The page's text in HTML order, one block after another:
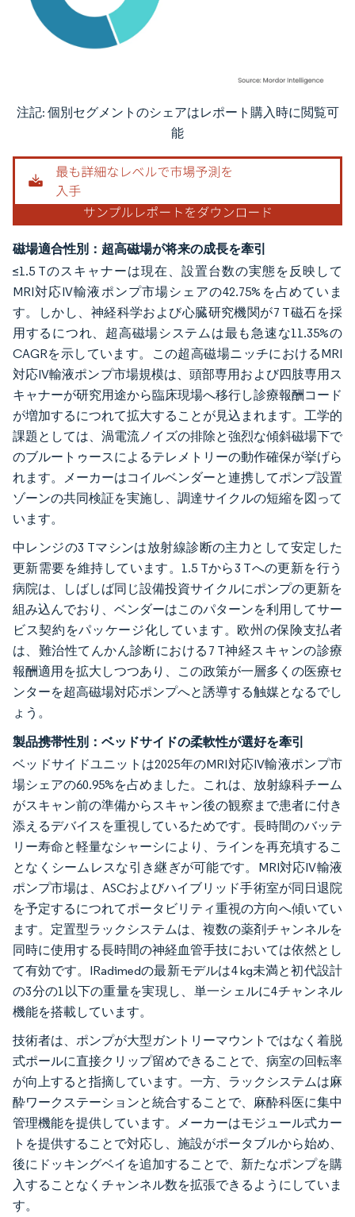
画像 © Mordor Intelligence。再利用にはCC BY 4.0の表示が必要です。
注記: 個別セグメントのシェアはレポート購入時に閲覧可
能
磁場適合性別：超高磁場が将来の成長を牽引
≤1.5 Tのスキャナーは現在、設置台数の実態を反映して
MRI対応IV輸液ポンプ市場シェアの42.75%を占めていま
す。しかし、神経科学および心臓研究機関が7 T磁石を採
用するにつれ、超高磁場システムは最も急速な11.35%の
CAGRを示しています。この超高磁場ニッチにおけるMRI
対応IV輸液ポンプ市場規模は、頭部専用および四肢専用ス
キャナーが研究用途から臨床現場へ移行し診療報酬コード
が増加するにつれて拡大することが見込まれます。工学的
課題としては、渦電流ノイズの排除と強烈な傾斜磁場下で
のブルートゥースによるテレメトリーの動作確保が挙げら
れます。メーカーはコイルベンダーと連携してポンプ設置
ゾーンの共同検証を実施し、調達サイクルの短縮を図って
います。
中レンジの3 Tマシンは放射線診断の主力として安定した
更新需要を維持しています。1.5 Tから3 Tへの更新を行う
病院は、しばしば同じ設備投資サイクルにポンプの更新を
組み込んでおり、ベンダーはこのパターンを利用してサー
ビス契約をパッケージ化しています。欧州の保険支払者
は、難治性てんかん診断における7 T神経スキャンの診療
報酬適用を拡大しつつあり、この政策が一層多くの医療セ
ンターを超高磁場対応ポンプへと誘導する触媒となるでし
ょう。
製品携帯性別：ベッドサイドの柔軟性が選好を牽引
ベッドサイドユニットは2025年のMRI対応IV輸液ポンプ市
場シェアの60.95%を占めました。これは、放射線科チーム
がスキャン前の準備からスキャン後の観察まで患者に付き
添えるデバイスを重視しているためです。長時間のバッテ
リー寿命と軽量なシャーシにより、ラインを再充填するこ
となくシームレスな引き継ぎが可能です。MRI対応IV輸液
ポンプ市場は、ASCおよびハイブリッド手術室が同日退院
を予定するにつれてポータビリティ重視の方向へ傾いてい
ます。定置型ラックシステムは、複数の薬剤チャンネルを
同時に使用する長時間の神経血管手技においては依然とし
て有効です。IRadimedの最新モデルは4 kg未満と初代設計
の3分の1以下の重量を実現し、単一シェルに4チャンネル
機能を搭載しています。
技術者は、ポンプが大型ガントリーマウントではなく着脱
式ポールに直接クリップ留めできることで、病室の回転率
が向上すると指摘しています。一方、ラックシステムは麻
酔ワークステーションと統合することで、麻酔科医に集中
管理機能を提供しています。メーカーはモジュール式カー
トを提供することで対応し、施設がポータブルから始め、
後にドッキングベイを追加することで、新たなポンプを購
入することなくチャンネル数を拡張できるようにしていま
す。